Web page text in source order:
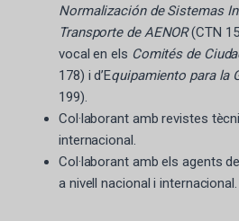
Normalización de Sistemas
Transporte de AENOR(CTN
vocal en els Comités de
178) i d’Equipamiento para la
199).
Col·laborant amb revistes
internacional.
Col·laborant amb els agents
a nivell nacional i internacional.